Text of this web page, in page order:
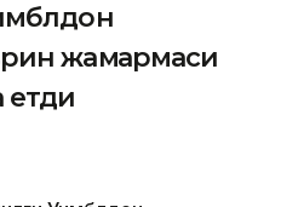
жамғармаси
етди